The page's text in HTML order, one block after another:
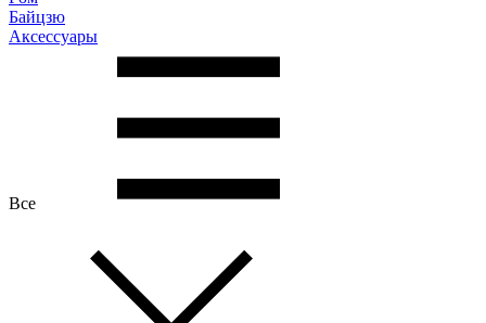
Байцзю
Аксессуары
Все